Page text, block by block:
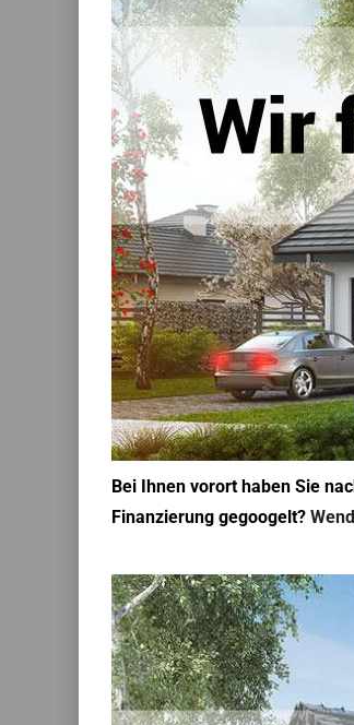
Bei Ihnen vorort haben Sie
Finanzierung gegoogelt?